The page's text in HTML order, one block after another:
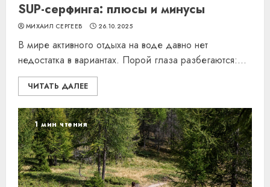
SUP-серфинга: плюсы и минусы
МИХАИЛ СЕРГЕЕВ 26.10.2025
В мире активного отдыха на воде давно нет
недостатка в вариантах. Порой глаза разбегаются:...
ЧИТАТЬ ДАЛЕЕ
1 мин чтения